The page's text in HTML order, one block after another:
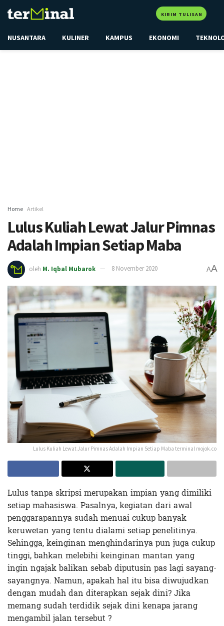
KIRIM TULISAN
NUSANTARA KULINER KAMPUS EKONOMI
Home Artikel
Lulus Kuliah Lewat Jalur Pimnas
Adalah Impian Setiap Maba
oleh M. Iqbal Mubarok 8 November 2020 AA
Lulus Kuliah Lewat Jalur Pimnas Adalah Impian Setiap Maba terminal mojok.co
Lulus tanpa skripsi merupakan impian yang dimiliki
setiap mahasiswa. Pasalnya, kegiatan dari awal
penggarapannya sudah menuai cukup banyak
keruwetan yang tentu dialami setiap penelitinya.
Sehingga, keinginan menghindarinya pun juga cukup
tinggi, bahkan melebihi keinginan mantan yang
ingin ngajak balikan sebab diputusin pas lagi sayang-
sayangnya. Namun, apakah hal itu bisa diwujudkan
dengan mudah dan diterapkan sejak dini? Jika
memang sudah terdidik sejak dini kenapa jarang
mengambil jalan tersebut ?